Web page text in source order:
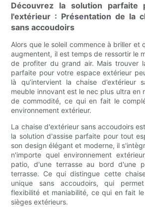
Découvrez la solution parfaite
l'extérieur : Présentation de la
sans accoudoirs
Alors que le soleil commence à briller et
augmentent, il est temps de ressortir le
de profiter du grand air. Mais trouver
parfaite pour votre espace extérieur
là qu’intervient la chaise d’extérieur
meuble innovant est le nec plus ultra en
de commodité, ce qui en fait le
environnement extérieur.
La chaise d'extérieur sans accoudoirs
la solution d'assise parfaite pour tout
son design élégant et moderne, il
n'importe quel environnement
patio, d'une terrasse au bord d'une
terrasse. Ce qui distingue cette
unique sans accoudoirs, qui
flexibilité et maniabilité, ce qui en fait
sièges extérieurs.